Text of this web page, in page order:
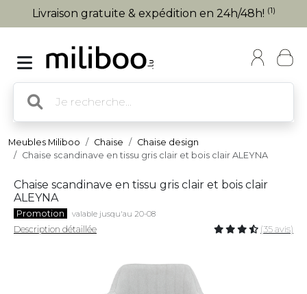
Livraison gratuite & expédition en 24h/48h! (1)
Meubles Miliboo Chaise
Chaise design
Chaise scandinave en tissu gris clair et bois clair ALEYNA
Chaise scandinave en tissu gris clair et bois clair
ALEYNA
Promotion valable jusqu'au 20-08
Description détaillée (35 avis)